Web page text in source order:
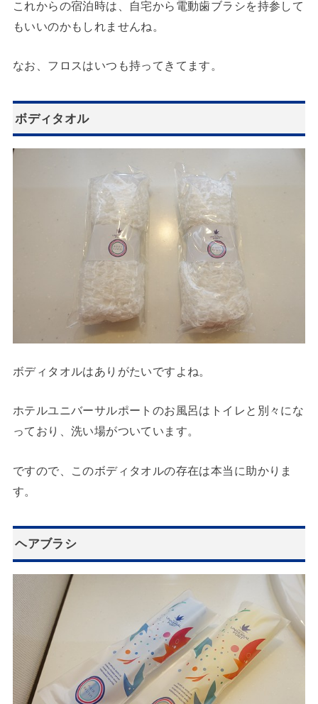
これからの宿泊時は、自宅から電動歯ブラシを持参して
もいいのかもしれませんね。
なお、フロスはいつも持ってきてます。
ボディタオル
ボディタオルはありがたいですよね。
ホテルユニバーサルポートのお風呂はトイレと別々にな
っており、洗い場がついています。
ですので、このボディタオルの存在は本当に助かりま
す。
ヘアブラシ